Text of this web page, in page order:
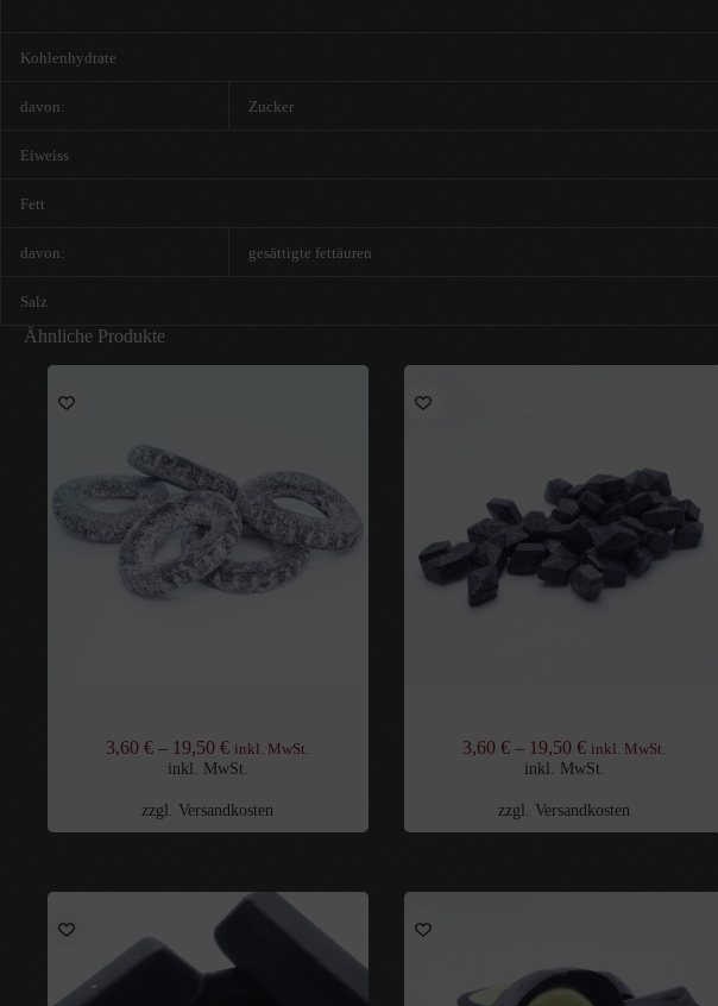
Kohlenhydrate
davon: Zucker
Eiweiss
Fett
davon: gesättigte fettäuren
Salz
Ähnliche Produkte
NICHT AUF LAGER
3,60€ – 19,50€ inkl. MwSt.
inkl. MwSt.
zzgl. Versandkosten
3,60€ – 19,50€ inkl. MwSt.
inkl. MwSt.
zzgl. Versandkosten